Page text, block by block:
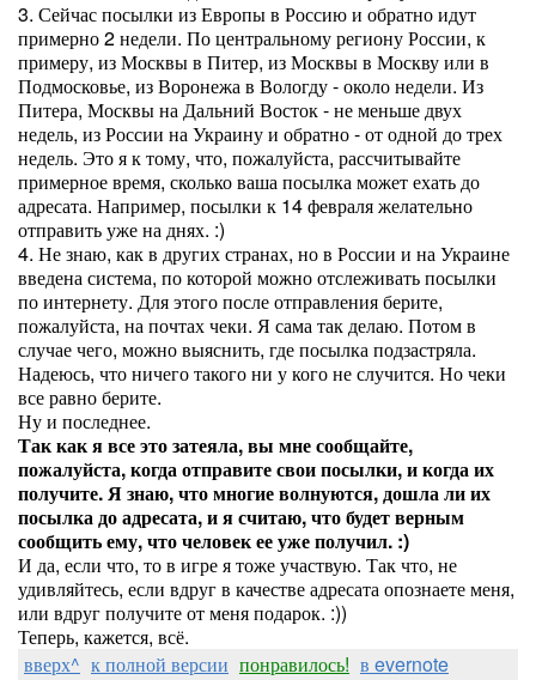
3. Сейчас посылки из Европы в Россию и обратно идут
примерно 2 недели. По центральному региону России, к
примеру, из Москвы в Питер, из Москвы в Москву или в
Подмосковье, из Воронежа в Вологду - около недели. Из
Питера, Москвы на Дальний Восток - не меньше двух
недель, из России на Украину и обратно - от одной до трех
недель. Это я к тому, что, пожалуйста, рассчитывайте
примерное время, сколько ваша посылка может ехать до
адресата. Например, посылки к 14 февраля желательно
отправить уже на днях. :)
4. Не знаю, как в других странах, но в России и на Украине
введена система, по которой можно отслеживать посылки
по интернету. Для этого после отправления берите,
пожалуйста, на почтах чеки. Я сама так делаю. Потом в
случае чего, можно выяснить, где посылка подзастряла.
Надеюсь, что ничего такого ни у кого не случится. Но чеки
все равно берите.
Ну и последнее.
Так как я все это затеяла, вы мне сообщайте,
пожалуйста, когда отправите свои посылки, и когда их
получите. Я знаю, что многие волнуются, дошла ли их
посылка до адресата, и я считаю, что будет верным
сообщить ему, что человек ее уже получил. :)
И да, если что, то в игре я тоже участвую. Так что, не
удивляйтесь, если вдруг в качестве адресата опознаете меня,
или вдруг получите от меня подарок. :))
Теперь, кажется, всё.
вверх^ к полной версии понравилось! в evernote